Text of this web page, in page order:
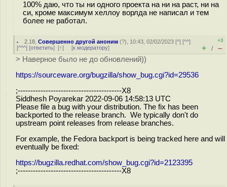
100% даю, что ты ни одного проекта на ни на раст, ни на
си, кроме максимум хеллоу ворлда не написал и тем
более не работал.
2.18 ,Совершенно другой аноним (?), 10:43, 02/02/2023 [^] [^^]
[^^^] [ответить] [↑] [к модератору]
+3
+ / –
> Наверное было не до обновлений))
https://sourceware.org/bugzilla/show_bug.cgi?id=29536
;-----------------------------------------X8
Siddhesh Poyarekar 2022-09-06 14:58:13 UTC
Please file a bug with your distribution. The fix has been
backported to the release branch. We typically don't do
upstream point releases from release branches.
For example, the Fedora backport is being tracked here and will
eventually be fixed:
https://bugzilla.redhat.com/show_bug.cgi?id=2123395
;-----------------------------------------X8